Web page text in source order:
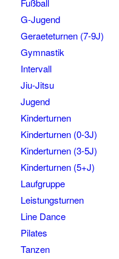
Fußball
G-Jugend
Geraeteturnen (7-9J)
Gymnastik
Intervall
Jiu-Jitsu
Jugend
Kinderturnen
Kinderturnen (0-3J)
Kinderturnen (3-5J)
Kinderturnen (5+J)
Laufgruppe
Leistungsturnen
Line Dance
Pilates
Tanzen